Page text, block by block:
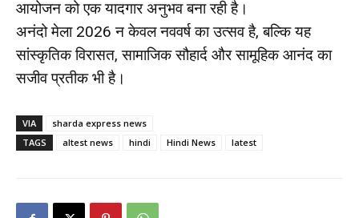
आयोजन को एक यादगार अनुभव बना रही है।
अनंदो मेला 2026 न केवल नववर्ष का उत्सव है, बल्कि यह
सांस्कृतिक विरासत, सामाजिक सौहार्द और सामूहिक आनंद का
सजीव प्रतीक भी है।
VIA
sharda express news
TAGS
altest news hindi Hindi News latest